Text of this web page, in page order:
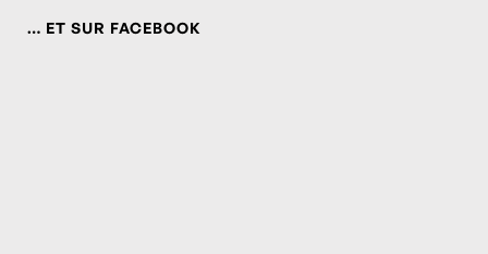
… ET SUR FACEBOOK